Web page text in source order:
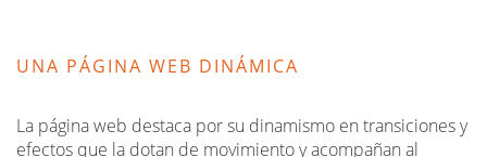
UNA PÁGINA WEB DINÁMICA
La página web destaca por su dinamismo en transiciones y
efectos que la dotan de movimiento y acompañan al